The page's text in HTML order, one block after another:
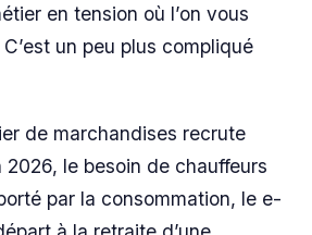
en tension où l’on vous
un peu plus compliqué
de marchandises recrute
2026, le besoin de chauffeurs
par la consommation, le e-